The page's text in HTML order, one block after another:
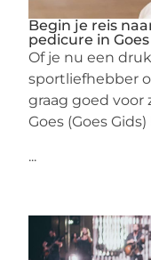
Begin je reis
pedicure in Goes
Of je nu een
sportliefhebber
graag goed voor
Goes (Goes
...